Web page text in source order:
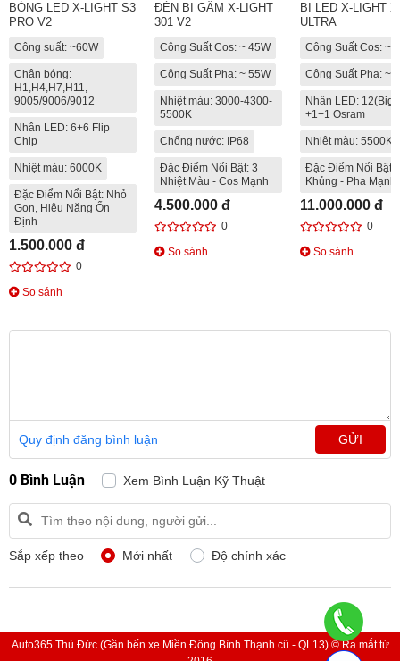
BÓNG LED X-LIGHT S3
PRO V2
Công suất: ~60W
Chân bóng:
H1,H4,H7,H11,
9005/9006/9012
Nhân LED: 6+6 Flip
Chip
Nhiệt màu: 6000K
Đặc Điểm Nổi Bật: Nhỏ
Gọn, Hiệu Năng Ổn
Định
1.500.000 đ
0
So sánh
ĐÈN BI GẦM X-LIGHT
301 V2
Công Suất Cos: ~ 45W
Công Suất Pha: ~ 55W
Nhiệt màu: 3000-4300-
5500K
Chống nước: IP68
Đặc Điểm Nổi Bật: 3
Nhiệt Màu - Cos Mạnh
4.500.000 đ
0
So sánh
BI LED X-LIGHT
ULTRA
Công Suất Cos:
Công Suất Pha:
Nhân LED: 12(Big)
+1+1 Osram
Nhiệt màu: 5500K
Đặc Điểm Nổi Bật:
Khủng - Pha Mạnh
11.000.000 đ
0
So sánh
Quy định đăng bình luận GỬI
0 Bình Luận Xem Bình Luận Kỹ Thuật
Sắp xếp theo Mới nhất Độ chính xác
Auto365 Thủ Đức (Gần bến xe Miền Đông Bình Thạnh cũ - QL13) © Ra mắt từ